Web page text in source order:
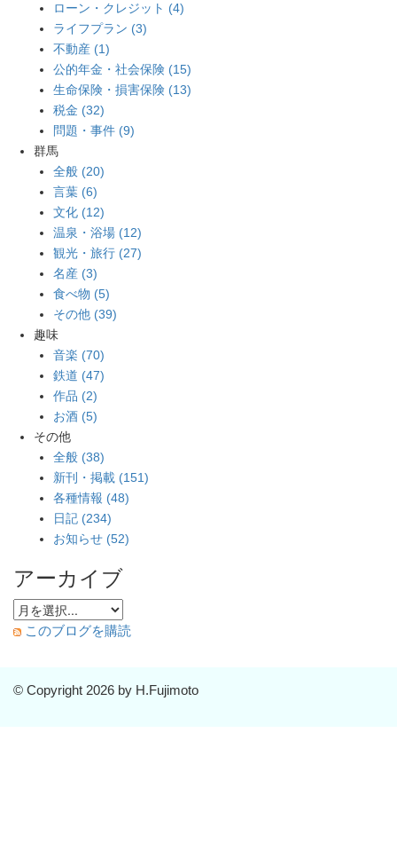
ローン・クレジット (4)
ライフプラン (3)
不動産 (1)
公的年金・社会保険 (15)
生命保険・損害保険 (13)
税金 (32)
問題・事件 (9)
群馬
全般 (20)
言葉 (6)
文化 (12)
温泉・浴場 (12)
観光・旅行 (27)
名産 (3)
食べ物 (5)
その他 (39)
趣味
音楽 (70)
鉄道 (47)
作品 (2)
お酒 (5)
その他
全般 (38)
新刊・掲載 (151)
各種情報 (48)
日記 (234)
お知らせ (52)
アーカイブ
このブログを購読
© Copyright 2026 by H.Fujimoto